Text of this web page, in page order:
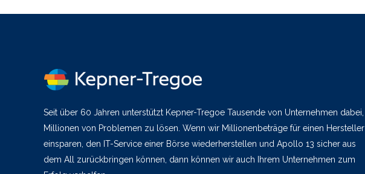
Seit über 60 Jahren unterstützt Kepner-Tregoe Tausende von Unternehmen dabei,
Millionen von Problemen zu lösen. Wenn wir Millionenbeträge für einen Hersteller
einsparen, den IT-Service einer Börse wiederherstellen und Apollo 13 sicher aus
dem All zurückbringen können, dann können wir auch Ihrem Unternehmen zum